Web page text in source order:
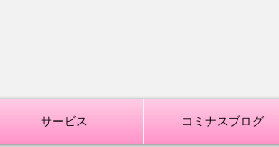
サービス コミナスブログ